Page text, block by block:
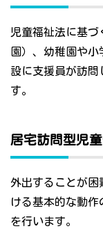
児童福祉法に基
園）、幼稚園や
設に支援員が訪問
す。
居宅訪問型児
外出することが困
ける基本的な動
を行います。